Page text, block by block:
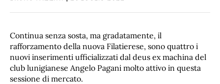
Continua senza sosta, ma gradatamente, il
rafforzamento della nuova Filatierese, sono quattro i
nuovi inserimenti ufficializzati dal deus ex machina del
club lunigianese Angelo Pagani molto attivo in questa
sessione di mercato.